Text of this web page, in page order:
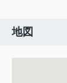
地図